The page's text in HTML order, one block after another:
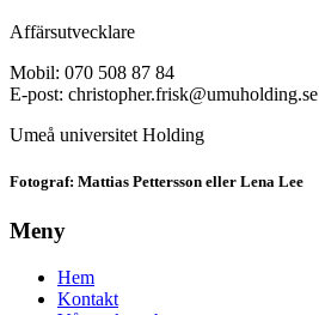
Affärsutvecklare
Mobil: 070 508 87 84
E-post: christopher.frisk@umuholding.se
Umeå universitet Holding
Fotograf: Mattias Pettersson eller Lena Lee
Meny
Hem
Kontakt